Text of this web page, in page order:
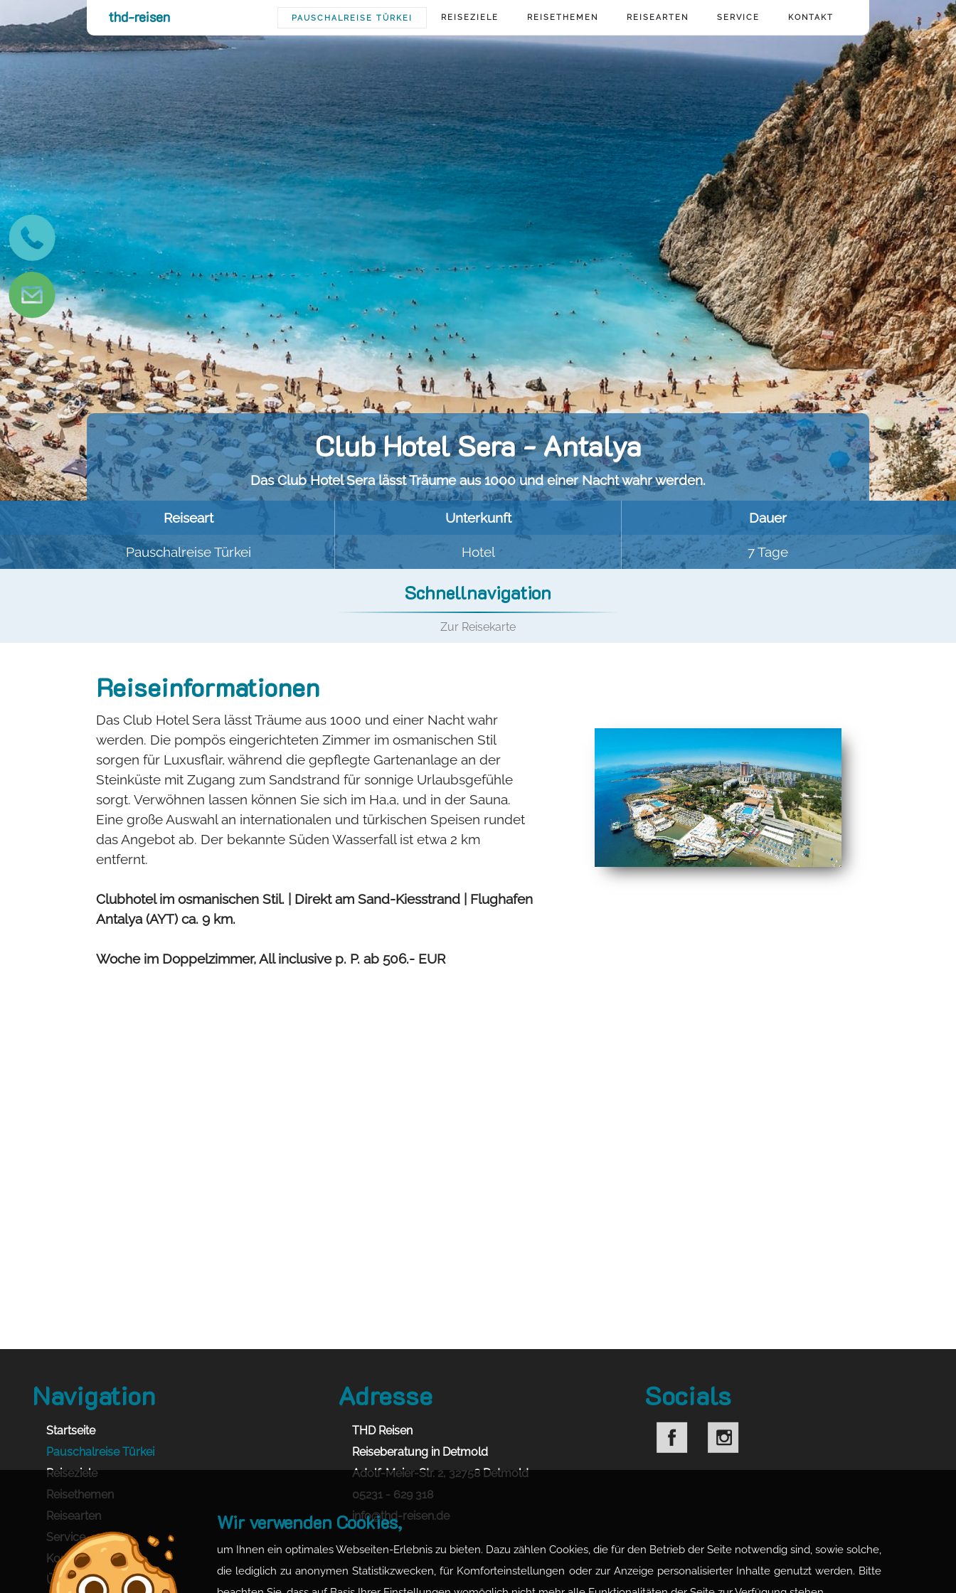
thd-reisen PAUSCHALREISE TÜRKEI REISEZIELE REISETHEMEN REISEARTEN SERVICE KONTAKT
Club Hotel Sera - Antalya
Das Club Hotel Sera lässt Träume aus 1000 und einer Nacht wahr werden.
Reiseart
Pauschalreise Türkei
Unterkunft
Hotel
Dauer
7 Tage
Schnellnavigation
Zur Reisekarte
Reiseinformationen
Das Club Hotel Sera lässt Träume aus 1000 und einer Nacht wahr
werden. Die pompös eingerichteten Zimmer im osmanischen Stil
sorgen für Luxusflair, während die gepflegte Gartenanlage an der
Steinküste mit Zugang zum Sandstrand für sonnige Urlaubsgefühle
sorgt. Verwöhnen lassen können Sie sich im Ha,a, und in der Sauna.
Eine große Auswahl an internationalen und türkischen Speisen rundet
das Angebot ab. Der bekannte Süden Wasserfall ist etwa 2 km
entfernt.
Clubhotel im osmanischen Stil. | Direkt am Sand-Kiesstrand | Flughafen
Antalya (AYT) ca. 9 km.
Woche im Doppelzimmer, All inclusive p. P. ab 506.- EUR
Navigation
Startseite
Pauschalreise Türkei
Reiseziele
Reisethemen
Reisearten
Service
Kontakt
Über mich
Adresse
THD Reisen
Reiseberatung in Detmold
Adolf-Meier-Str. 2, 32758 Detmold
05231 - 629 318
info@thd-reisen.de
Socials
Wir verwenden Cookies,
um Ihnen ein optimales Webseiten-Erlebnis zu bieten. Dazu zählen Cookies, die für den Betrieb der Seite notwendig sind, sowie solche,
die lediglich zu anonymen Statistikzwecken, für Komforteinstellungen oder zur Anzeige personalisierter Inhalte genutzt werden. Bitte